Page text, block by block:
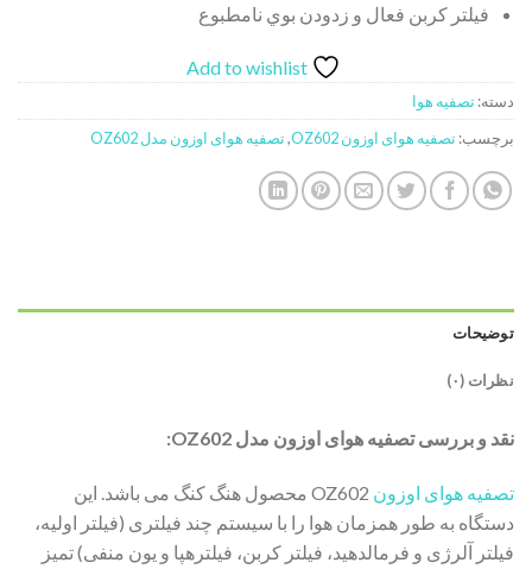
فيلتر كربن فعال و زدودن بوي نامطبوع
Add to wishlist
دسته:تصفیه هوا
برچسب:تصفیه هوای اوزون OZ602 ,تصفیه هوای اوزون مدل OZ602
توضیحات
نظرات (۰)
نقد و بررسی تصفیه هوای اوزون مدل OZ602:
تصفیه هوای اوزون
OZ602 محصول هنگ کنگ می باشد. این
دستگاه به طور همزمان هوا را با سیستم چند فیلتری (فیلتر اولیه،
فیلتر آلرژی و فرمالدهید، فیلتر کربن، فیلترهپا و یون منفی) تمیز